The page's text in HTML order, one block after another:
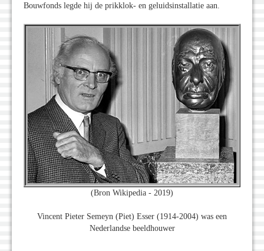
Bouwfonds legde hij de prikklok- en geluidsinstallatie aan.
(Bron Wikipedia - 2019)
Vincent Pieter Semeyn (Piet) Esser (1914-2004) was een
Nederlandse beeldhouwer